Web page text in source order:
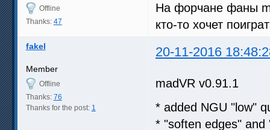
Offline
Thanks: 47
На форчане фаны
кто-то хочет
fakel 20-11-2016
Member
Offline
Thanks: 76
Thanks for the post: 1
madVR v0.91.1
* added NGU "low"
* "soften edges" and